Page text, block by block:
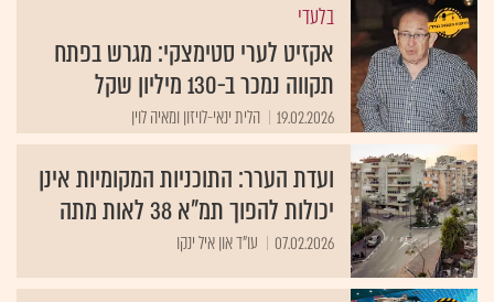
בלעדי
אקזיט לערי סטימצקי: מגרש בפתח
תקווה נמכר ב-130 מיליון שקל
19.02.2026 הלית ינאי-לויזון ומאיה לוין
ועדת הערר: התוכניות המקומיות אינן
יכולות להפוך תמ"א 38 לאות מתה
07.02.2026 עו"ד און איל ינקו